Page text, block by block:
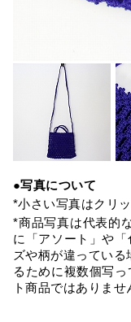
●写真について
*小さい写真はクリ
*商品写真は代表的
に「アソート」や
ズや柄が違ってい
るために複数個写
ト商品ではありませ